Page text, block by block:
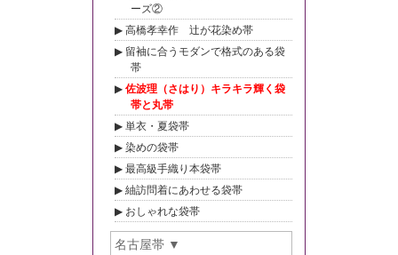
ーズ②
高橋孝幸作 辻が花染め帯
留袖に合うモダンで格式のある袋
帯
佐波理（さはり）キラキラ輝く袋
帯と丸帯
単衣・夏袋帯
染めの袋帯
最高級手織り本袋帯
紬訪問着にあわせる袋帯
おしゃれな袋帯
名古屋帯